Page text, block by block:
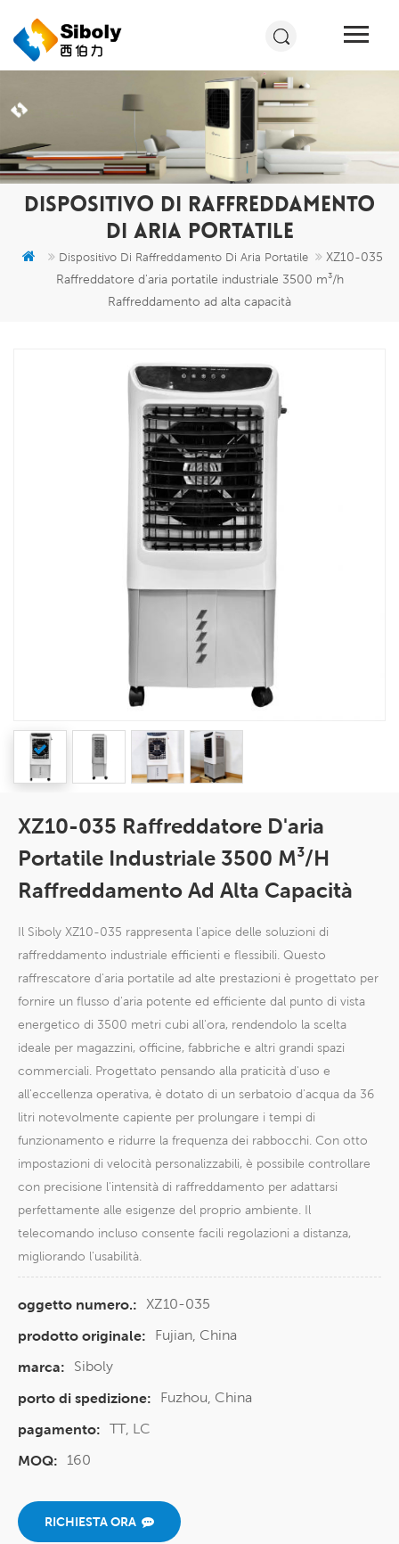
DISPOSITIVO DI RAFFREDDAMENTO
DI ARIA PORTATILE
Dispositivo Di Raffreddamento Di Aria Portatile
XZ10-035
Raffreddatore d'aria portatile industriale 3500 m³/h
Raffreddamento ad alta capacità
XZ10-035 Raffreddatore D'aria
Portatile Industriale 3500 M³/h
Raffreddamento Ad Alta Capacità
Il Siboly XZ10-035 rappresenta l'apice delle soluzioni di
raffreddamento industriale efficienti e flessibili. Questo
raffrescatore d'aria portatile ad alte prestazioni è progettato per
fornire un flusso d'aria potente ed efficiente dal punto di vista
energetico di 3500 metri cubi all'ora, rendendolo la scelta
ideale per magazzini, officine, fabbriche e altri grandi spazi
commerciali. Progettato pensando alla praticità d'uso e
all'eccellenza operativa, è dotato di un serbatoio d'acqua da 36
litri notevolmente capiente per prolungare i tempi di
funzionamento e ridurre la frequenza dei rabbocchi. Con otto
impostazioni di velocità personalizzabili, è possibile controllare
con precisione l'intensità di raffreddamento per adattarsi
perfettamente alle esigenze del proprio ambiente. Il
telecomando incluso consente facili regolazioni a distanza,
migliorando l'usabilità.
oggetto numero.: XZ10-035
prodotto originale:
Fujian, China
marca:
Siboly
porto di spedizione:
Fuzhou, China
pagamento: TT, LC
MOQ:
160
RICHIESTA ORA